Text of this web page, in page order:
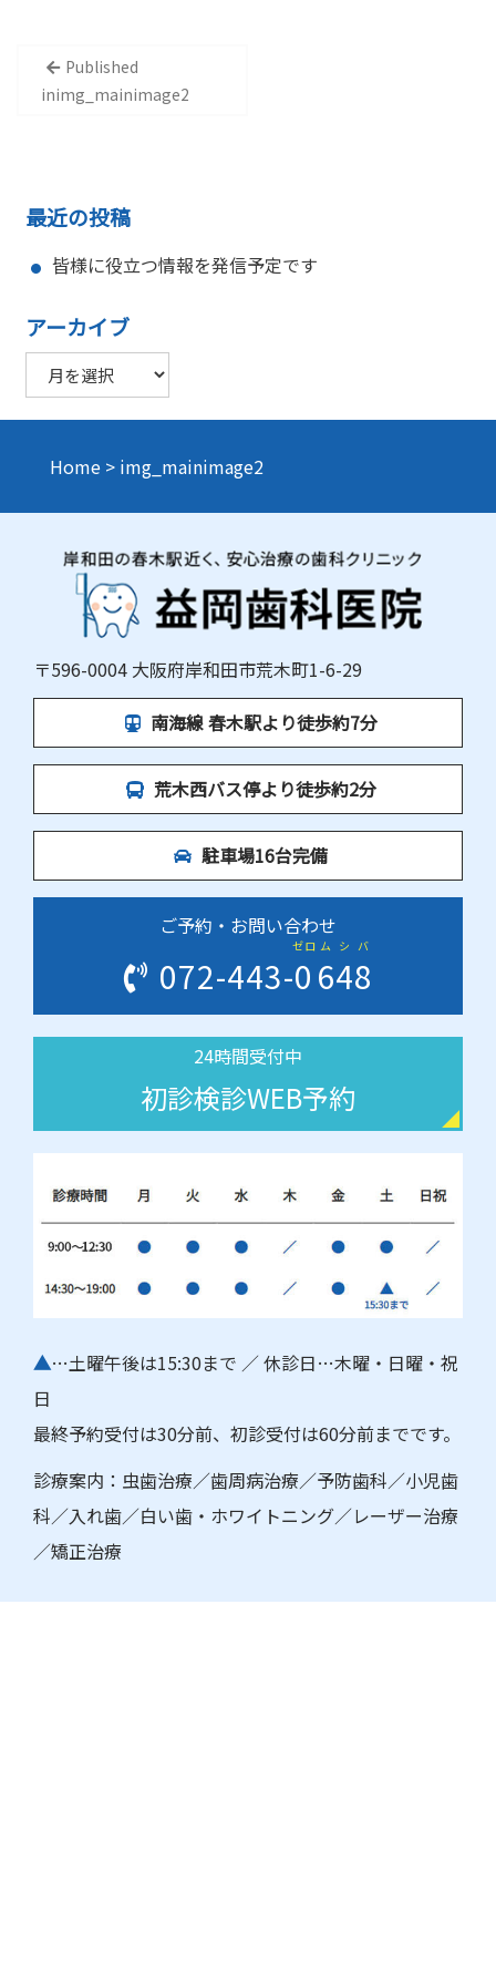
ゲ
シ
ョ
ン
Published
inimg_mainimage2
最近の投稿
皆様に役立つ情報を発信予定です
アーカイブ
ー
カ
Home > img_mainimage2
〒596-0004 大阪府岸和田市荒木町1-6-29
南海線 春木駅より徒歩約7分
荒木西バス停より徒歩約2分
駐車場16台完備
ご予約・お問い合わせ
072-443-0
ゼロ
6
ム
4
シ
8
バ
24時間受付中
初診検診WEB予約
▲…土曜午後は15:30まで ／ 休診日…木曜・日曜・祝
日
最終予約受付は30分前、初診受付は60分前までです。
診療案内：虫歯治療／歯周病治療／予防歯科／小児歯
科／入れ歯／白い歯・ホワイトニング／レーザー治療
／矯正治療